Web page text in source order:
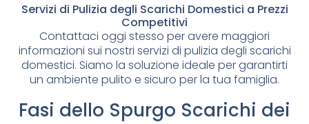
Servizi di Pulizia degli Scarichi Domestici a Prezzi
Competitivi
Contattaci oggi stesso per avere maggiori
informazioni sui nostri servizi di pulizia degli scarichi
domestici. Siamo la soluzione ideale per garantirti
un ambiente pulito e sicuro per la tua famiglia.
Fasi dello Spurgo Scarichi dei